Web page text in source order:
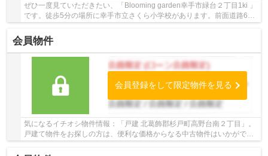
ぜひ一度見ていただきたい、「Blooming garden幸手市緑台２丁目1ki 」
です。徒歩5分の場所に幸手市立さくら小学校があります。前面道路6m
以上ある物件です。平屋で過ごすのはいかがで...
会員物件
会員登録をして限定物件を見る
気になるイチオシ物件情報：「戸建 北葛飾郡杉戸町高野台南２丁目」。
戸建て物件をお探しの方は、便利な価格からなる中古物件はいかがでし